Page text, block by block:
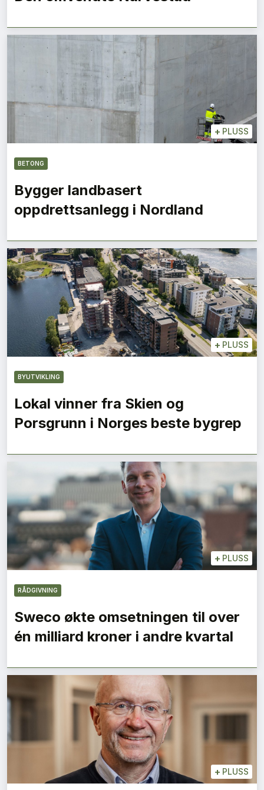
+ PLUSS
BETONG
Bygger landbasert
oppdrettsanlegg i Nordland
+ PLUSS
BYUTVIKLING
Lokal vinner fra Skien og
Porsgrunn i Norges beste bygrep
+ PLUSS
RÅDGIVNING
Sweco økte omsetningen til over
én milliard kroner i andre kvartal
+ PLUSS